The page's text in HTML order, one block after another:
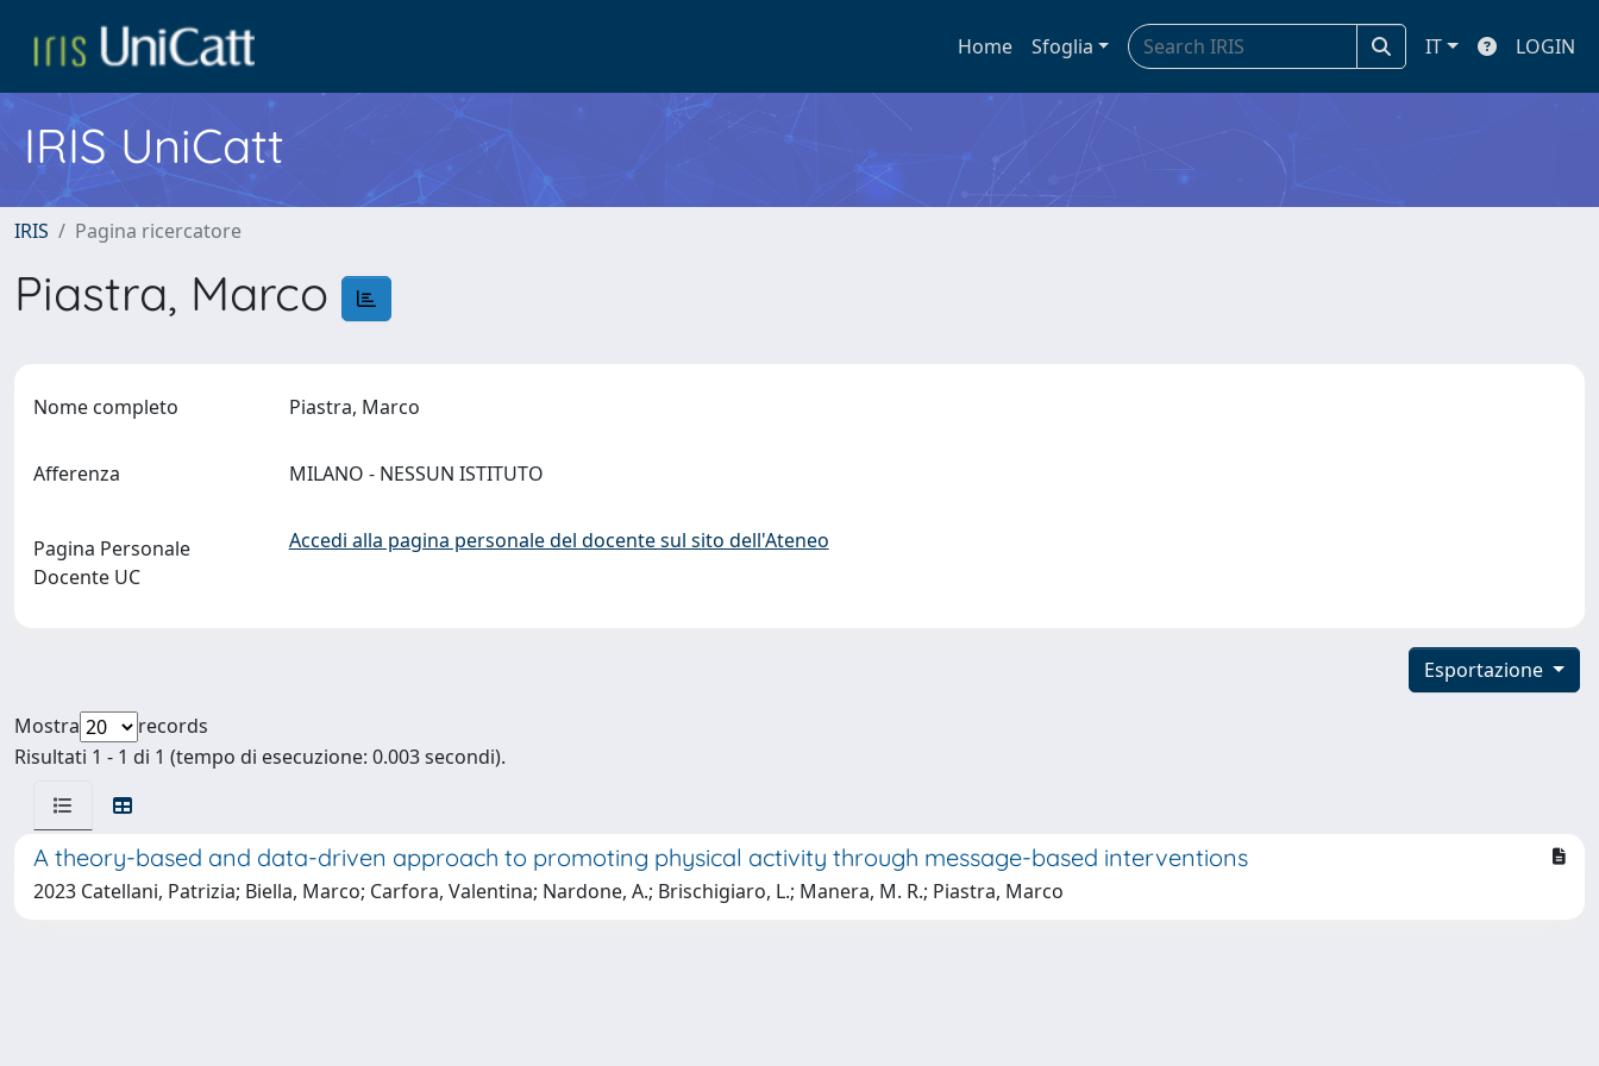
Home Sfoglia IT LOGIN
IRIS UniCatt
IRIS Pagina ricercatore
Piastra, Marco
Nome completo Piastra, Marco
Afferenza MILANO - NESSUN ISTITUTO
Pagina Personale
Docente UC
Accedi alla pagina personale del docente sul sito dell'Ateneo
Esportazione
Mostra
records
Risultati 1 - 1 di 1 (tempo di esecuzione: 0.003 secondi).
A theory-based and data-driven approach to promoting physical activity through message-based interventions
2023 Catellani, Patrizia; Biella, Marco; Carfora, Valentina; Nardone, A.; Brischigiaro, L.; Manera, M. R.; Piastra, Marco